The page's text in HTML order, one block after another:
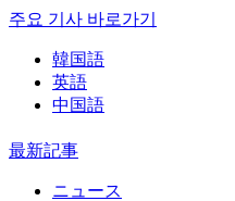
주요 기사 바로가기
韓国語
英語
中国語
最新記事
ニュース